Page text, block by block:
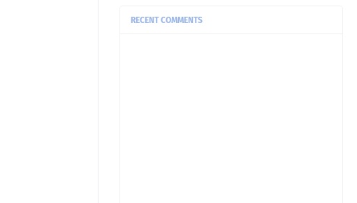
RECENT COMMENTS